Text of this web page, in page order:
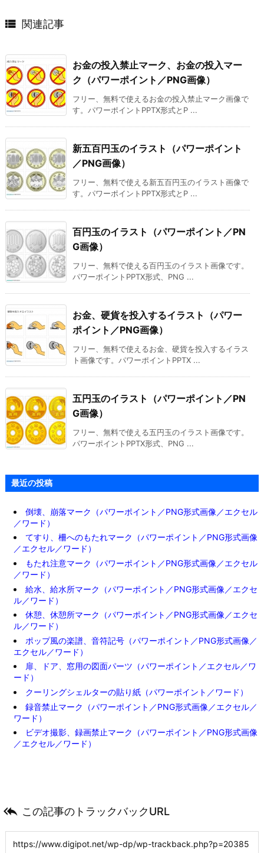
 関連記事
お金の投入禁止マーク、お金の投入マー
ク（パワーポイント／PNG画像）
フリー、無料で使えるお金の投入禁止マーク画像で
す。パワーポイントPPTX形式とP ...
新五百円玉のイラスト（パワーポイント
／PNG画像）
フリー、無料で使える新五百円玉のイラスト画像で
す。パワーポイントPPTX形式とP ...
百円玉のイラスト（パワーポイント／PN
G画像）
フリー、無料で使える百円玉のイラスト画像です。
パワーポイントPPTX形式、PNG ...
お金、硬貨を投入するイラスト（パワー
ポイント／PNG画像）
フリー、無料で使えるお金、硬貨を投入するイラス
ト画像です。パワーポイントPPTX ...
五円玉のイラスト（パワーポイント／PN
G画像）
フリー、無料で使える五円玉のイラスト画像です。
パワーポイントPPTX形式、PNG ...
最近の投稿
倒壊、崩落マーク（パワーポイント／PNG形式画像／エクセル
／ワード）
てすり、柵へのもたれマーク（パワーポイント／PNG形式画像
／エクセル／ワード）
もたれ注意マーク（パワーポイント／PNG形式画像／エクセル
／ワード）
給水、給水所マーク（パワーポイント／PNG形式画像／エクセ
ル／ワード）
休憩、休憩所マーク（パワーポイント／PNG形式画像／エクセ
ル／ワード）
ポップ風の楽譜、音符記号（パワーポイント／PNG形式画像／
エクセル／ワード）
扉、ドア、窓用の図面パーツ（パワーポイント／エクセル／ワ
ード）
クーリングシェルターの貼り紙（パワーポイント／ワード）
録音禁止マーク（パワーポイント／PNG形式画像／エクセル／
ワード）
ビデオ撮影、録画禁止マーク（パワーポイント／PNG形式画像
／エクセル／ワード）
 この記事のトラックバックURL